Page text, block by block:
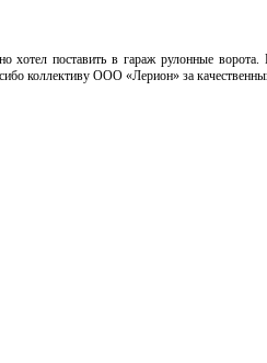
хотел поставить в гараж рулонные
коллективу ООО «Лерион» за